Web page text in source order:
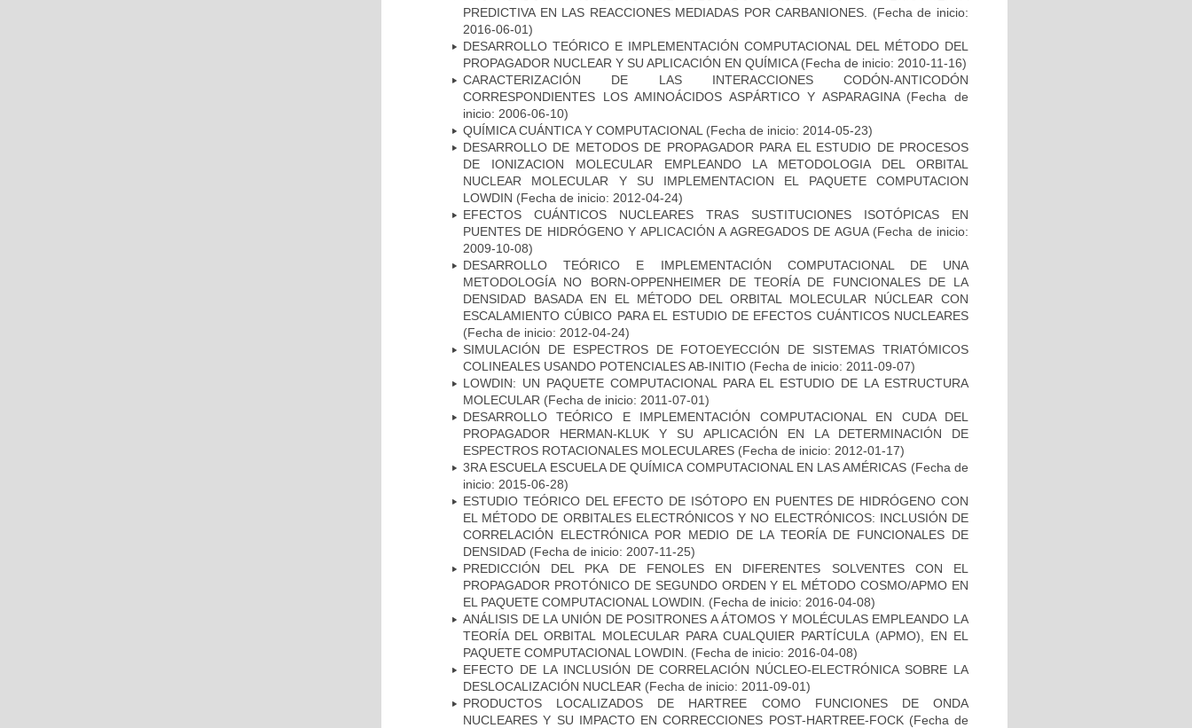
PREDICTIVA EN LAS REACCIONES MEDIADAS POR CARBANIONES.
(Fecha de inicio:
2016-06-01)
DESARROLLO TEÓRICO E IMPLEMENTACIÓN COMPUTACIONAL DEL MÉTODO DEL
PROPAGADOR NUCLEAR Y SU APLICACIÓN EN QUÍMICA (Fecha de inicio: 2010-11-16)
CARACTERIZACIÓN DE LAS INTERACCIONES CODÓN-ANTICODÓN
CORRESPONDIENTES LOS AMINOÁCIDOS ASPÁRTICO Y ASPARAGINA(Fecha de
inicio: 2006-06-10)
QUÍMICA CUÁNTICA Y COMPUTACIONAL (Fecha de inicio: 2014-05-23)
DESARROLLO DE METODOS DE PROPAGADOR PARA EL ESTUDIO DE PROCESOS
DE IONIZACION MOLECULAR EMPLEANDO LA METODOLOGIA DEL ORBITAL
NUCLEAR MOLECULAR Y SU IMPLEMENTACION EL PAQUETE COMPUTACION
LOWDIN (Fecha de inicio: 2012-04-24)
EFECTOS CUÁNTICOS NUCLEARES TRAS SUSTITUCIONES ISOTÓPICAS EN
PUENTES DE HIDRÓGENO Y APLICACIÓN A AGREGADOS DE AGUA(Fecha de inicio:
2009-10-08)
DESARROLLO TEÓRICO E IMPLEMENTACIÓN COMPUTACIONAL DE UNA
METODOLOGÍA NO BORN-OPPENHEIMER DE TEORÍA DE FUNCIONALES DE LA
DENSIDAD BASADA EN EL MÉTODO DEL ORBITAL MOLECULAR NÚCLEAR CON
ESCALAMIENTO CÚBICO PARA EL ESTUDIO DE EFECTOS CUÁNTICOS NUCLEARES
(Fecha de inicio: 2012-04-24)
SIMULACIÓN DE ESPECTROS DE FOTOEYECCIÓN DE SISTEMAS TRIATÓMICOS
COLINEALES USANDO POTENCIALES AB-INITIO (Fecha de inicio: 2011-09-07)
LOWDIN: UN PAQUETE COMPUTACIONAL PARA EL ESTUDIO DE LA ESTRUCTURA
MOLECULAR (Fecha de inicio: 2011-07-01)
DESARROLLO TEÓRICO E IMPLEMENTACIÓN COMPUTACIONAL EN CUDA DEL
PROPAGADOR HERMAN-KLUK Y SU APLICACIÓN EN LA DETERMINACIÓN DE
ESPECTROS ROTACIONALES MOLECULARES (Fecha de inicio: 2012-01-17)
3RA ESCUELA ESCUELA DE QUÍMICA COMPUTACIONAL EN LAS AMÉRICAS (Fecha de
inicio: 2015-06-28)
ESTUDIO TEÓRICO DEL EFECTO DE ISÓTOPO EN PUENTES DE HIDRÓGENO CON
EL MÉTODO DE ORBITALES ELECTRÓNICOS Y NO ELECTRÓNICOS: INCLUSIÓN DE
CORRELACIÓN ELECTRÓNICA POR MEDIO DE LA TEORÍA DE FUNCIONALES DE
DENSIDAD (Fecha de inicio: 2007-11-25)
PREDICCIÓN DEL PKA DE FENOLES EN DIFERENTES SOLVENTES CON EL
PROPAGADOR PROTÓNICO DE SEGUNDO ORDEN Y EL MÉTODO COSMO/APMO EN
EL PAQUETE COMPUTACIONAL LOWDIN.
(Fecha de inicio: 2016-04-08)
ANÁLISIS DE LA UNIÓN DE POSITRONES A ÁTOMOS Y MOLÉCULAS EMPLEANDO LA
TEORÍA DEL ORBITAL MOLECULAR PARA CUALQUIER PARTÍCULA (APMO), EN EL
PAQUETE COMPUTACIONAL LOWDIN. (Fecha de inicio: 2016-04-08)
EFECTO DE LA INCLUSIÓN DE CORRELACIÓN NÚCLEO-ELECTRÓNICA SOBRE LA
DESLOCALIZACIÓN NUCLEAR (Fecha de inicio: 2011-09-01)
PRODUCTOS LOCALIZADOS DE HARTREE COMO FUNCIONES DE ONDA
NUCLEARES Y SU IMPACTO EN CORRECCIONES POST-HARTREE-FOCK(Fecha de